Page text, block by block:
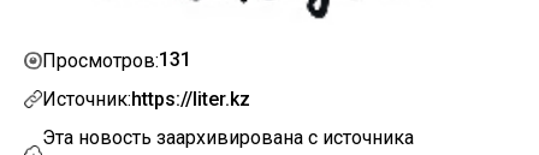
Просмотров:131
Источник:https://liter.kz
Эта новость заархивирована с источника